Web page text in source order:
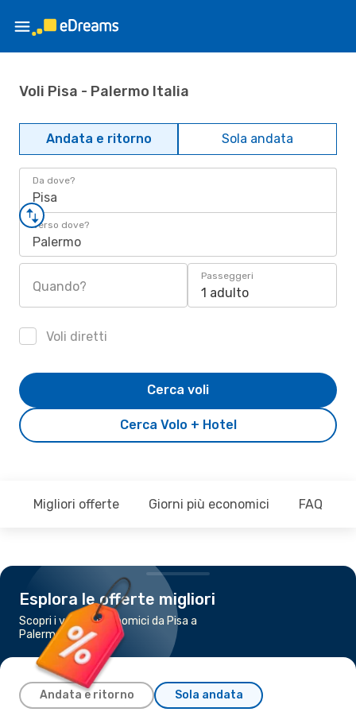
Voli Pisa - Palermo Italia
Andata e ritorno Sola andata
Da dove?
Pisa
Verso dove?
Palermo
Quando?
Passeggeri
1 adulto
Voli diretti
Cerca Volo + Hotel
Cerca voli
Migliori offerte Giorni più economici FAQ
Esplora le offerte migliori
Scopri i voli più economici da Pisa a
Palermo
Andata e ritorno Sola andata